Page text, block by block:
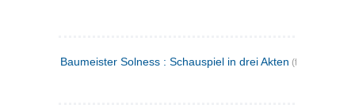
Baumeister Solness : Schauspiel in drei Akten (tysk)